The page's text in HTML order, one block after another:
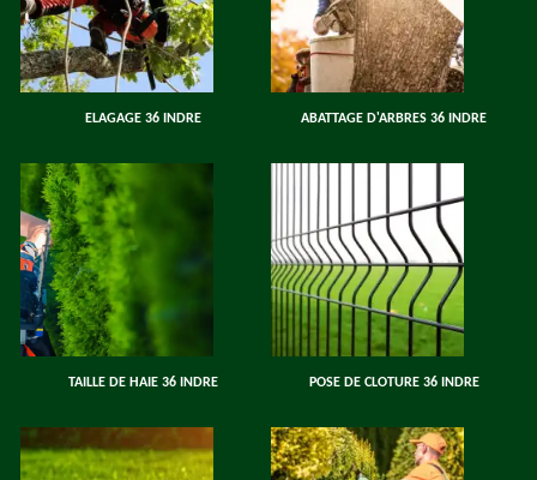
ELAGAGE 36 INDRE ABATTAGE D'ARBRES 36 INDRE
TAILLE DE HAIE 36 INDRE POSE DE CLOTURE 36 INDRE